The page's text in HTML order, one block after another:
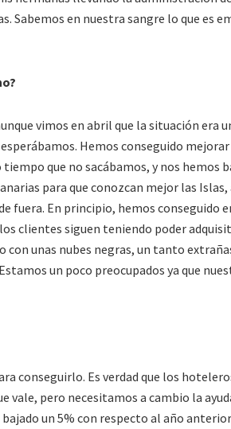
en nuestra sangre lo que es
vimos en abril que la situación era
Hemos conseguido
que no sacábamos, y nos hemos
para que conozcan mejor las Islas,
fuera. En principio, hemos conseguido
clientes siguen teniendo poder
unas nubes negras, un tanto
un poco preocupados ya que
conseguirlo. Es verdad que los
vale, pero necesitamos a cambio la
un 5% con respecto al año